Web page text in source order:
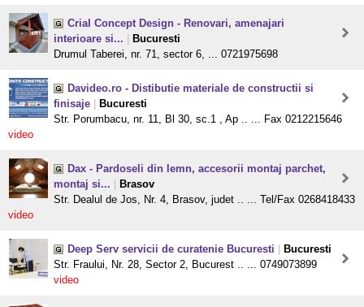
Crial Concept Design - Renovari, amenajari
interioare si...
Bucuresti
Drumul Taberei, nr. 71, sector 6, ... 0721975698
Davideo.ro - Distibutie materiale de constructii si
finisaje
Bucuresti
Str. Porumbacu, nr. 11, Bl 30, sc.1 , Ap .. ... Fax 0212215646
video
Dax - Pardoseli din lemn, accesorii montaj parchet,
montaj si...
Brasov
Str. Dealul de Jos, Nr. 4, Brasov, judet .. ... Tel/Fax 0268418433
video
Deep Serv servicii de curatenie Bucuresti
Bucuresti
Str. Fraului, Nr. 28, Sector 2, Bucurest .. ... 0749073899
video